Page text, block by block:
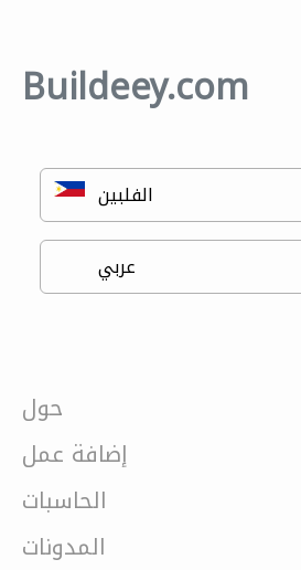
Buildeey.com
حول
إضافة عمل
الحاسبات
المدونات